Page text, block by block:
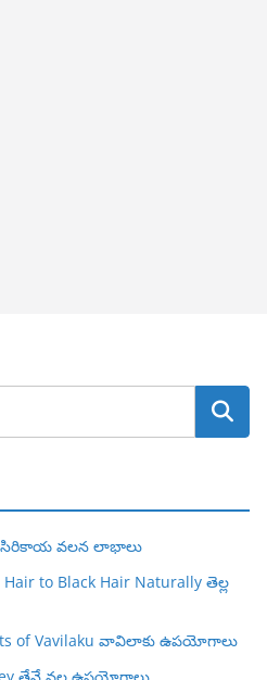
ఉసిరికాయ వలన లాభాలు
to Black Hair Naturally తెల్ల
of Vavilaku వావిలాకు ఉపయోగాలు